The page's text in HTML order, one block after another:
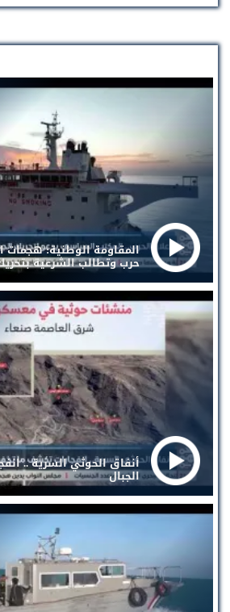
المقاومة الوطنية: هجمات
حرب وتطالب الشرعية
أنفاق الحوثي السرية ..
الجبال